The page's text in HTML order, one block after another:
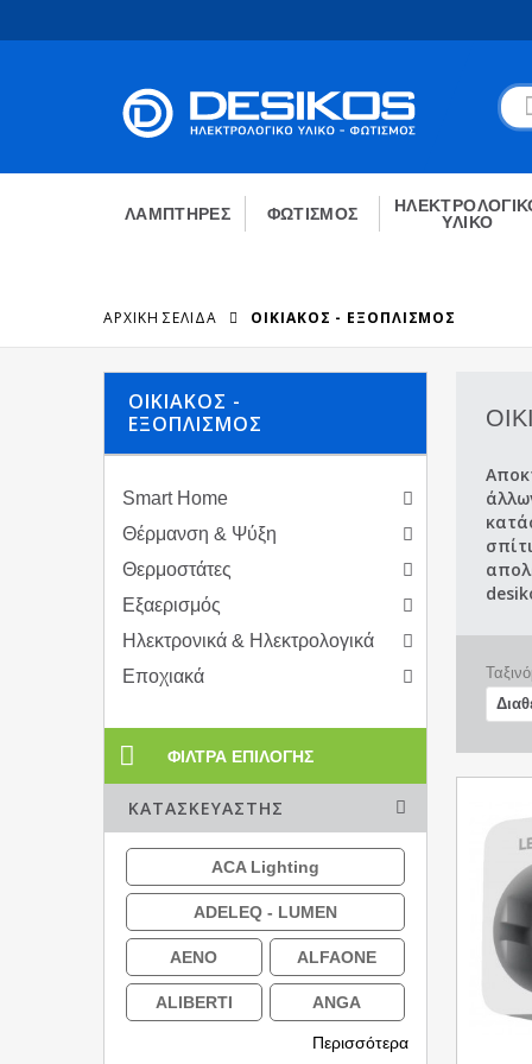
ΛΑΜΠΤΗΡΕΣ ΦΩΤΙΣΜΟΣ
ΥΛΙΚΟ
ΑΡΧΙΚΉ ΣΕΛΊΔΑ ΟΙΚΙΑΚΟΣ - ΕΞΟΠΛΙΣΜΟΣ
ΟΙΚΙΑΚΟΣ -
ΕΞΟΠΛΙΣΜΟΣ
Smart Home
Θέρμανση & Ψύξη
Θερμοστάτες
Εξαερισμός
Ηλεκτρονικά & Ηλεκτρολογικά
Εποχιακά
ΦΊΛΤΡΑ ΕΠΙΛΟΓΉΣ
ΚΑΤΑΣΚΕΥΑΣΤΉΣ
ACA Lighting
ADELEQ - LUMEN
AENO ALFAONE
ALIBERTI ANGA
AUDIOLINE
Περισσότερα